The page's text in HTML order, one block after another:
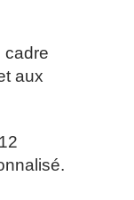
cadre
aux